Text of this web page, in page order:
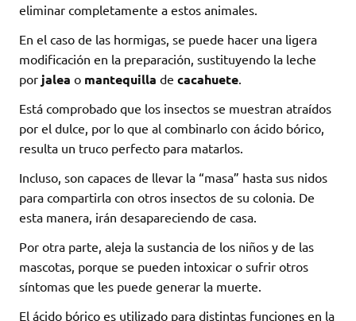
eliminar completamente a estos animales.
En el caso de las hormigas, se puede hacer una ligera
modificación en la preparación, sustituyendo la leche
por jalea o mantequilla de cacahuete
Está comprobado que los insectos se muestran atraídos
por el dulce, por lo que al combinarlo con ácido bórico,
resulta un truco perfecto para matarlos.
Incluso, son capaces de llevar la “masa” hasta sus nidos
para compartirla con otros insectos de su colonia. De
esta manera, irán desapareciendo de casa.
Por otra parte, aleja la sustancia de los niños y de las
mascotas, porque se pueden intoxicar o sufrir otros
síntomas que les puede generar la muerte.
El ácido bórico es utilizado para distintas funciones en la